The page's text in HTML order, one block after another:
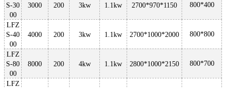
S-30
00
3000 200 3kw 1.1kw 2700*970*1150 800*400
LFZ
S-40
00
4000 200 3kw 1.1kw 2700*1000*2000 800*800
LFZ
S-80
00
8000 200 4kw 1.1kw 2800*1000*2150 800*700
LFZ